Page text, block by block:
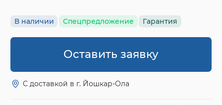
В наличии Спецпредложение Гарантия
Оставить заявку
С доставкой в г. Йошкар-Ола